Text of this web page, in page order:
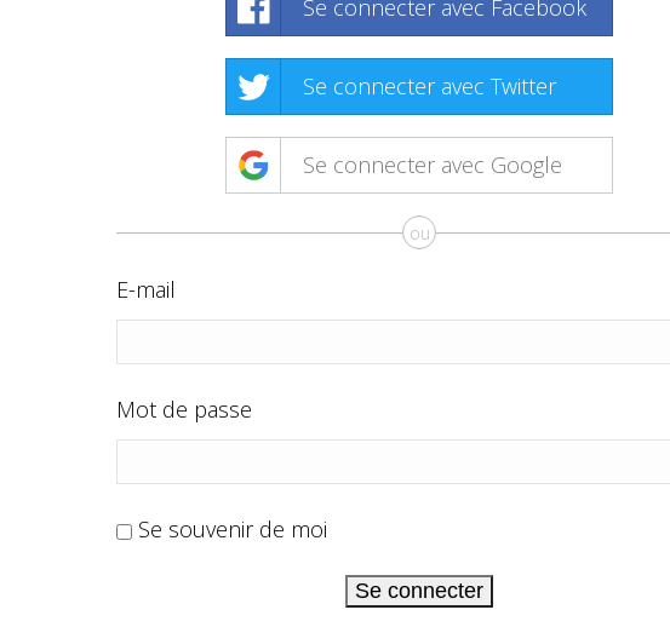
Se connecter avec Facebook
Se connecter avec Twitter
Se connecter avec Google
ou
E-mail
Mot de passe
Se souvenir de moi
Se connecter